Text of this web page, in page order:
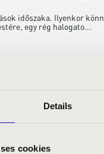
Details
cookies
időszaka. Ilyenkor
egy rég halogato...